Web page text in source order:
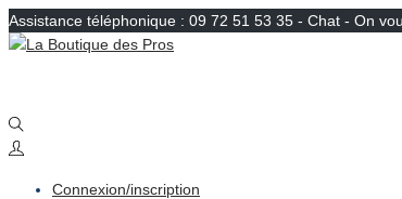
Assistance téléphonique : 09 72 51 53 35 - Chat - On
Passer
navigation
Passer
Connexion/inscription